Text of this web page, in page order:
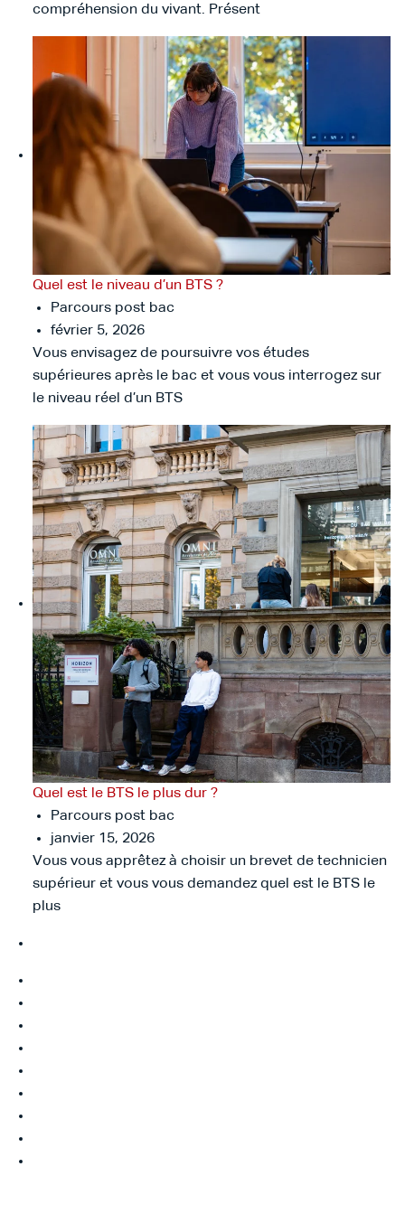
compréhension du vivant. Présent
Quel est le niveau d’un BTS ?
Parcours post bac
février 5, 2026
Vous envisagez de poursuivre vos études
supérieures après le bac et vous vous interrogez sur
le niveau réel d’un BTS
Quel est le BTS le plus dur ?
Parcours post bac
janvier 15, 2026
Vous vous apprêtez à choisir un brevet de technicien
supérieur et vous vous demandez quel est le BTS le
plus